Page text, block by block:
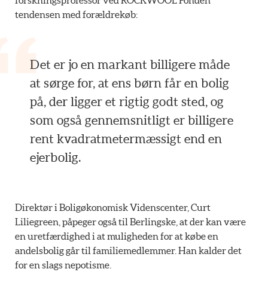
tendensen med forældrekøb:
Det er jo en markant billigere måde
at sørge for, at ens børn får en bolig
på, der ligger et rigtig godt sted, og
som også gennemsnitligt er billigere
rent kvadratmetermæssigt end en
ejerbolig.
Direktør i Boligøkonomisk Videnscenter, Curt
Liliegreen, påpeger også til Berlingske, at der kan være
en uretfærdighed i at muligheden for at købe en
andelsbolig går til familiemedlemmer. Han kalder det
for en slags nepotisme.